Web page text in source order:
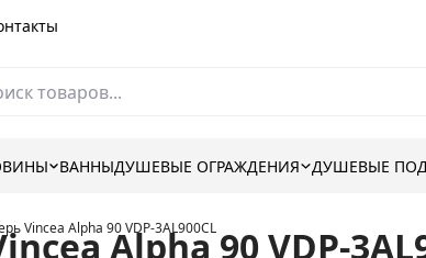
ВАННЫДУШЕВЫЕ ОГРАЖДЕНИЯ ДУШЕВЫЕ
Vincea Alpha 90 VDP-3AL900CL
Alpha 90 VDP-